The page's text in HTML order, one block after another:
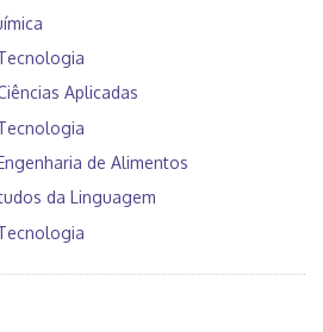
Aplicadas
de Alimentos
da Linguagem